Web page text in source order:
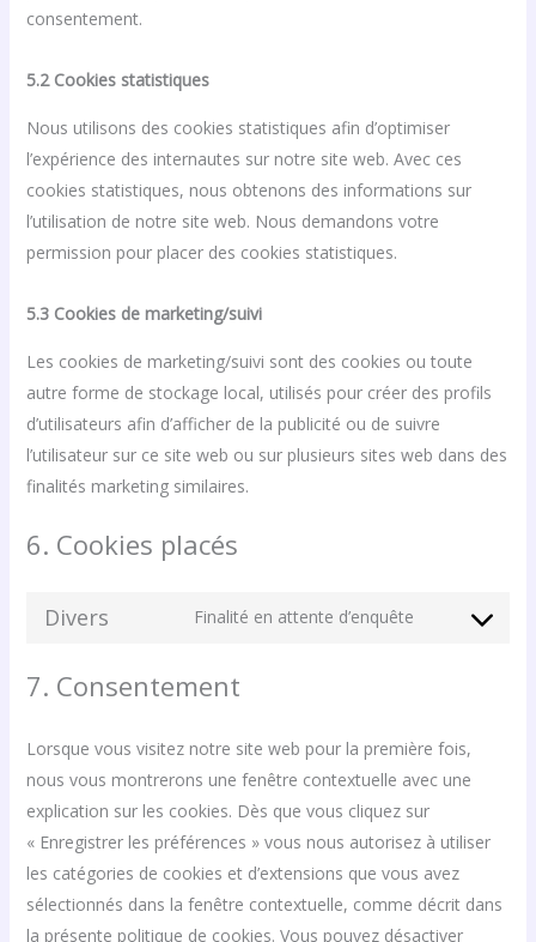
consentement.
5.2 Cookies statistiques
Nous utilisons des cookies statistiques afin d’optimiser
l’expérience des internautes sur notre site web. Avec ces
cookies statistiques, nous obtenons des informations sur
l’utilisation de notre site web. Nous demandons votre
permission pour placer des cookies statistiques.
5.3 Cookies de marketing/suivi
Les cookies de marketing/suivi sont des cookies ou toute
autre forme de stockage local, utilisés pour créer des profils
d’utilisateurs afin d’afficher de la publicité ou de suivre
l’utilisateur sur ce site web ou sur plusieurs sites web dans des
finalités marketing similaires.
6. Cookies placés
Divers Finalité en attente d’enquête
7. Consentement
Lorsque vous visitez notre site web pour la première fois,
nous vous montrerons une fenêtre contextuelle avec une
explication sur les cookies. Dès que vous cliquez sur
« Enregistrer les préférences » vous nous autorisez à utiliser
les catégories de cookies et d’extensions que vous avez
sélectionnés dans la fenêtre contextuelle, comme décrit dans
la présente politique de cookies. Vous pouvez désactiver